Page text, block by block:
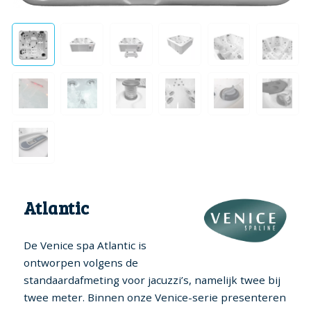
Atlantic
De Venice spa Atlantic is
ontworpen volgens de
standaardafmeting voor jacuzzi’s, namelijk twee bij
twee meter. Binnen onze Venice-serie presenteren